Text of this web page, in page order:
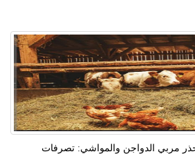
مربي الدواجن والمواشي: تصرفات